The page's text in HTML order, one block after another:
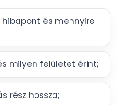
és mennyire
milyen felületet érint;
rész hossza;